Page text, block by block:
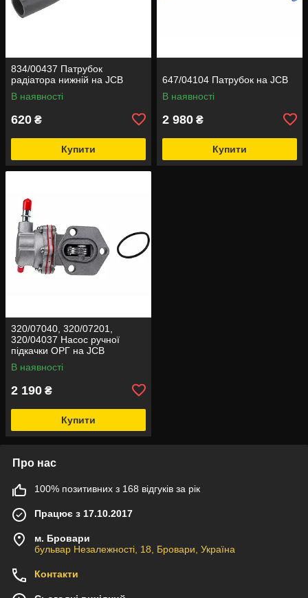
834/00437 Патрубок
радіатора нижній на JCB
В наявності
620 ₴
Купити
647/04104 Патрубок на JCB
В наявності
2 980 ₴
Купити
320/07040, 320/07201,
320/04037 Насос ручної
підкачки ОРГ на JCB
В наявності
2 190 ₴
Купити
Про нас
100% позитивних з 168 відгуків за рік
Працює з 17.10.2017
м. Бровари
бульвар Незалежності, 18, Бровари, Україна
Контакти